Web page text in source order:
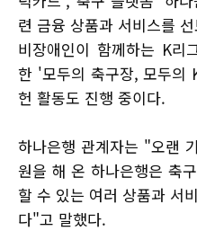
련 금융 상품과 서비스를
비장애인이 함께하는 K리
한 '모두의 축구장, 모두의
헌 활동도 진행 중이다.
하나은행 관계자는 "오랜
원을 해 온 하나은행은 축
할 수 있는 여러 상품과 서
다"고 말했다.